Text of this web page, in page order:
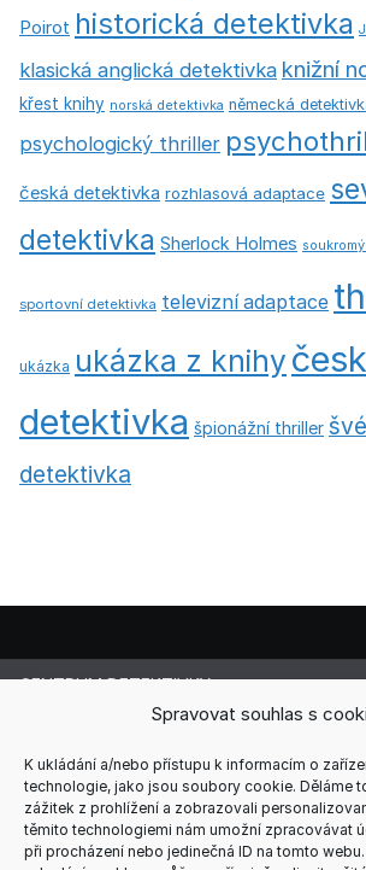
Spravovat souhlas s
K ukládání a/nebo přístupu k informacím o
technologie, jako jsou soubory cookie. Děláme
zážitek z prohlížení a zobrazovali
těmito technologiemi nám umožní zpracovávat
při procházení nebo jedinečná ID na tomto
Poirot historická detektivka
klasická anglická detektivka knižní
křest knihy norská detektivka německá
psychologický thriller
česká detektivka rozhlasová adaptace
detektivka Sherlock Holmes
sportovní detektivka televizní adaptace
ukázka ukázka z knihy
detektivka špionážní thriller
detektivka
CENTRUM DETEKTIVKY
Lucie Cermanová
Telefon: +420 607 856 085
E-mail: redakce@centrum-detektivky.cz
Jakékoliv přebírání obsahu povoleno
souhlasem redakce.